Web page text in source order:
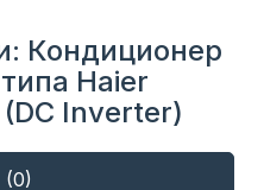
Кондиционер
Haier
(DC Inverter)